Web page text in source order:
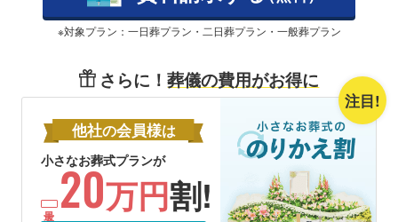
※対象プラン：一日葬プラン・二日葬プラン・一般葬プラン
さらに！葬儀の費用がお得に
注目!
他社の会員様は
小さなお葬式プランが
20万円割!